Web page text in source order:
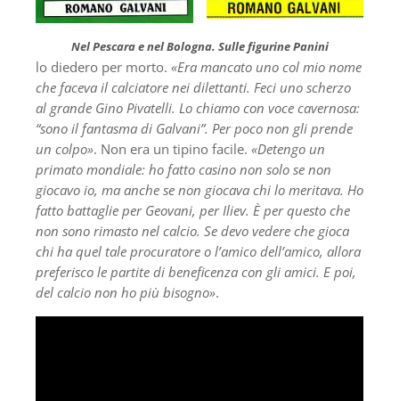
Nel Pescara e nel Bologna. Sulle figurine Panini
lo diedero per morto. «Era mancato uno col mio nome
che faceva il calciatore nei dilettanti. Feci uno scherzo
al grande Gino Pivatelli. Lo chiamo con voce cavernosa:
“sono il fantasma di Galvani”. Per poco non gli prende
un colpo». Non era un tipino facile. «Detengo un
primato mondiale: ho fatto casino non solo se non
giocavo io, ma anche se non giocava chi lo meritava. Ho
fatto battaglie per Geovani, per Iliev. È per questo che
non sono rimasto nel calcio. Se devo vedere che gioca
chi ha quel tale procuratore o l’amico dell’amico, allora
preferisco le partite di beneficenza con gli amici. E poi,
del calcio non ho più bisogno».